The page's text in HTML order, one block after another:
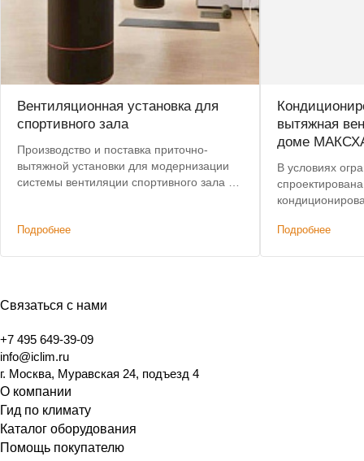
Вентиляционная установка для
спортивного зала
Производство и поставка приточно-
вытяжной установки для модернизации
системы вентиляции спортивного зала в
Подробнее
вытяжная
доме
В условиях
Подробнее
Связаться с нами
+7 495 649-39-09
info@iclim.ru
г. Москва, Муравская 24, подъезд 4
О компании
Гид по климату
Каталог оборудования
Помощь покупателю